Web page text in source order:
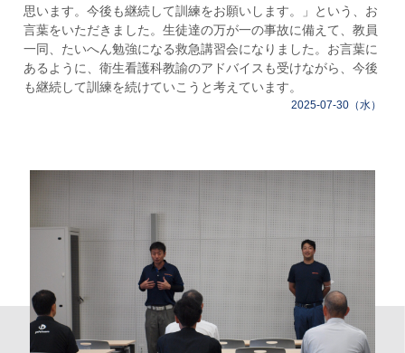
思います。今後も継続して訓練をお願いします。」という、お
言葉をいただきました。生徒達の万が一の事故に備えて、教員
一同、たいへん勉強になる救急講習会になりました。お言葉に
あるように、衛生看護科教諭のアドバイスも受けながら、今後
も継続して訓練を続けていこうと考えています。
2025-07-30（水）